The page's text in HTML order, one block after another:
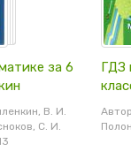
за 6
В. И.
С. И.
ГДЗ